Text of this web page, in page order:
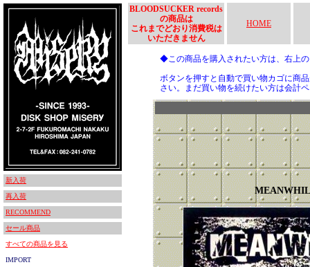
新入荷
再入荷
RECOMMEND
セール商品
すべての商品を見る
IMPORT
BLOODSUCKER records
の商品は
これまでどおり消費税は
いただきません
HOME
◆この商品を購入されたい方は、右上
ボタンを押すと自動で買い物カゴに商
さい。まだ買い物を続けたい方は会計